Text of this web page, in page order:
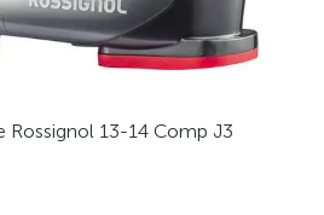
Rossignol 13-14 Comp J3